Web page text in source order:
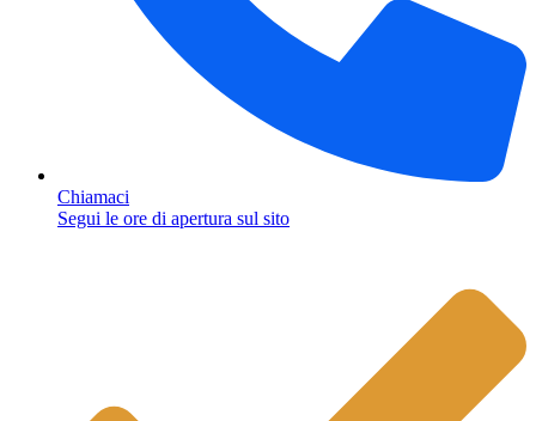
Chiamaci
Segui le ore di apertura sul sito